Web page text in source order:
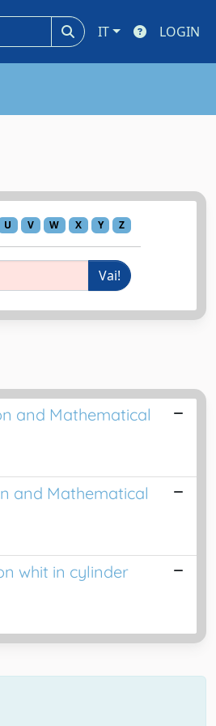
IT LOGIN
U V W X Y Z
and Mathematical
and Mathematical
whit in cylinder